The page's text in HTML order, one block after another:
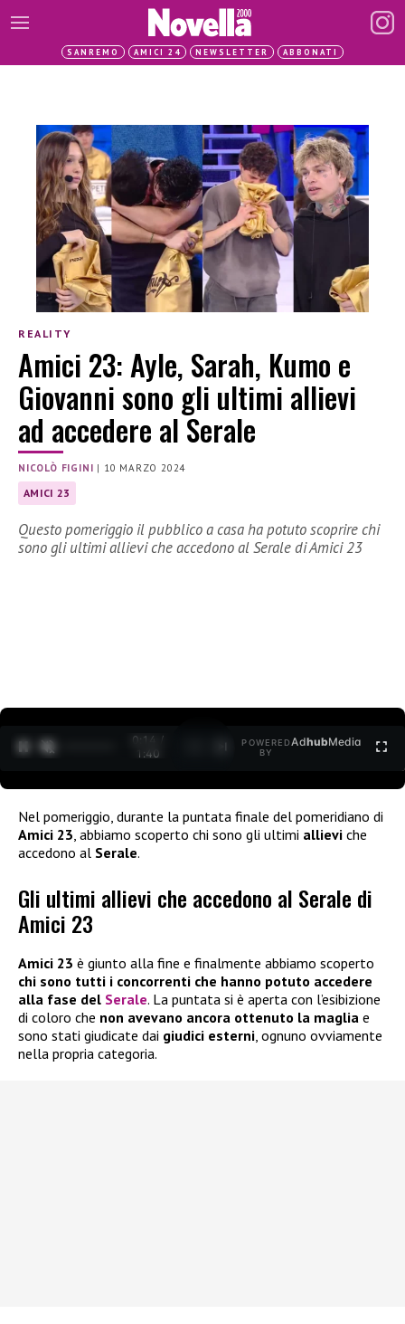
SANREMO AMICI 24 NEWSLETTER ABBONATI
REALITY
Amici 23: Ayle, Sarah, Kumo e
Giovanni sono gli ultimi allievi
ad accedere al Serale
NICOLÒ FIGINI | 10 MARZO 2024
AMICI 23
Questo pomeriggio il pubblico a casa ha potuto scoprire chi
sono gli ultimi allievi che accedono al Serale di Amici 23
0:15 /
1:40
POWERED
BY
AdhubMedia
Nel pomeriggio, durante la puntata finale del pomeridiano di
Amici 23 , abbiamo scoperto chi sono gli ultimi allievi che
accedono al Serale.
Gli ultimi allievi che accedono al Serale di
Amici 23
Amici 23 è giunto alla fine e finalmente abbiamo scoperto
chi sono tutti i concorrenti che hanno potuto accedere
alla fase del Serale. La puntata si è aperta con l’esibizione
di coloro che non avevano ancora ottenuto la maglia e
sono stati giudicate dai giudici esterni, ognuno ovviamente
nella propria categoria.